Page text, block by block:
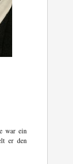
war ein
er den